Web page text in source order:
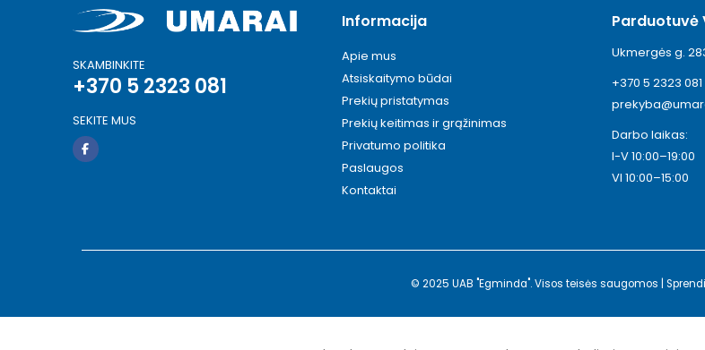
SKAMBINKITE
+370 5 2323 081
SEKITE MUS
Informacija
Apie mus
Atsiskaitymo būdai
Prekių pristatymas
Prekių keitimas ir grąžinimas
Privatumo politika
Paslaugos
Kontaktai
Parduotuvė
Ukmergės g.
+370 5 2323 081
Darbo laikas:
I-V 10:00–19:00
VI 10:00–15:00
© 2025 UAB "Egminda". Visos teisės saugomos |